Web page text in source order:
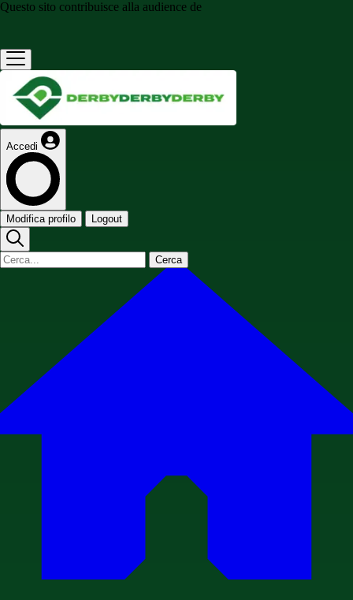
Questo sito contribuisce alla audience de
Accedi
Modifica profilo Logout
Cerca